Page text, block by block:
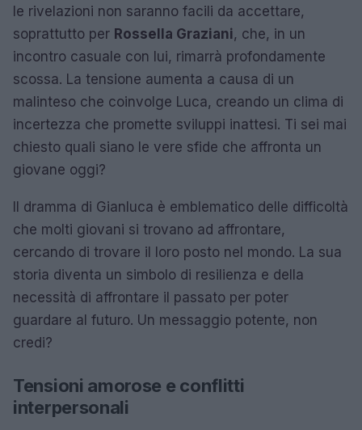
le rivelazioni non saranno facili da accettare,
soprattutto per Rossella Graziani, che, in un
incontro casuale con lui, rimarrà profondamente
scossa. La tensione aumenta a causa di un
malinteso che coinvolge Luca, creando un clima di
incertezza che promette sviluppi inattesi. Ti sei mai
chiesto quali siano le vere sfide che affronta un
giovane oggi?
Il dramma di Gianluca è emblematico delle difficoltà
che molti giovani si trovano ad affrontare,
cercando di trovare il loro posto nel mondo. La sua
storia diventa un simbolo di resilienza e della
necessità di affrontare il passato per poter
guardare al futuro. Un messaggio potente, non
credi?
Tensioni amorose e conflitti
interpersonali